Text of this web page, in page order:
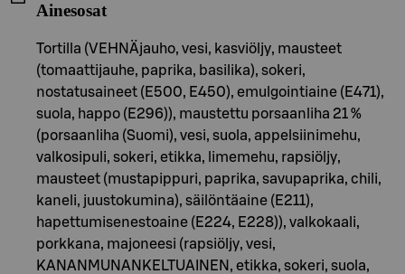
Ainesosat
Tortilla (VEHNÄjauho, vesi, kasviöljy, mausteet
(tomaattijauhe, paprika, basilika), sokeri,
nostatusaineet (E500, E450), emulgointiaine (E471),
suola, happo (E296)), maustettu porsaanliha 21 %
(porsaanliha (Suomi), vesi, suola, appelsiinimehu,
valkosipuli, sokeri, etikka, limemehu, rapsiöljy,
mausteet (mustapippuri, paprika, savupaprika, chili,
kaneli, juustokumina), säilöntäaine (E211),
hapettumisenestoaine (E224, E228)), valkokaali,
porkkana, majoneesi (rapsiöljy, vesi,
KANANMUNANKELTUAINEN, etikka, sokeri, suola,